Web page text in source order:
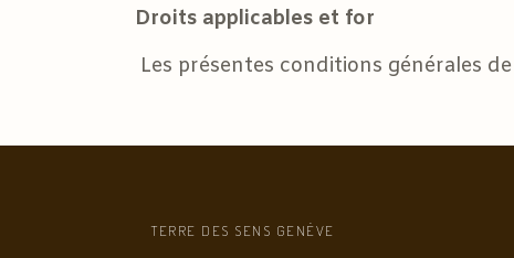
Droits applicables et for
Les présentes conditions générales
TERRE DES SENS GENÈVE